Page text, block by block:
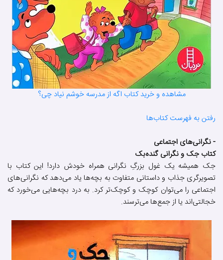
مشاهده و خرید کتاب اگه از مدرسه خوشم نیاد چی؟
رفتن به فهرست کتاب‌ها
- نگرانی‌های اجتماعی
کتاب جک و نگرانی گنده‌بک
جک همیشه یک غول بزرگِ نگرانی همراه خودش دارد! این کتاب با
تصویرگری جذاب و داستانی متفاوت به بچه‌ها یاد می‌دهد که نگرانی‌های
اجتماعی را می‌توان کوچک و کوچک‌تر کرد. به درد بچه‌هایی می‌خورد که
خجالتی‌اند یا از جمع‌ها می‌ترسند.